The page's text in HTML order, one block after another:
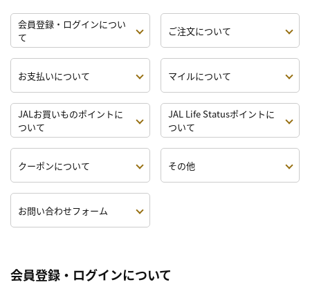
会員登録・ログインについ
て
ご注文について
お支払いについて マイルについて
JALお買いものポイントに
ついて
JAL Life Statusポイントに
ついて
クーポンについて その他
お問い合わせフォーム
会員登録・ログインについて